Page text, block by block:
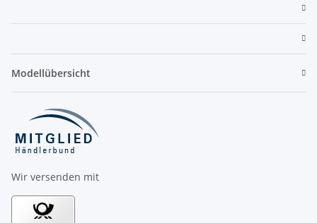
Modellübersicht
Wir versenden mit